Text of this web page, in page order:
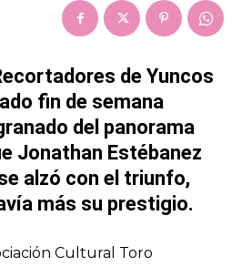
de Yuncos
fin de semana
del panorama
Jonathan Estébanez
alzó con el triunfo,
más su prestigio.
Cultural Toro